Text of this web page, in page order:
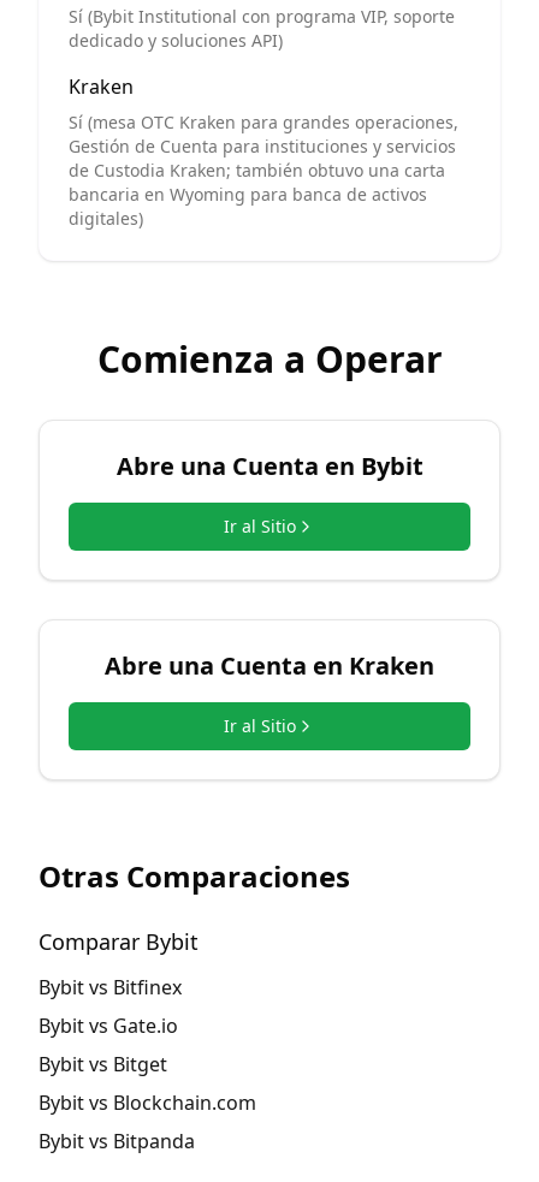
Sí (Bybit Institutional con programa VIP, soporte
dedicado y soluciones API)
Kraken
Sí (mesa OTC Kraken para grandes operaciones,
Gestión de Cuenta para instituciones y servicios
de Custodia Kraken; también obtuvo una carta
bancaria en Wyoming para banca de activos
digitales)
Comienza a Operar
Abre una Cuenta en Bybit
Ir al Sitio
Abre una Cuenta en Kraken
Ir al Sitio
Otras Comparaciones
Comparar Bybit
Bybit vs Bitfinex
Bybit vs Gate.io
Bybit vs Bitget
Bybit vs Blockchain.com
Bybit vs Bitpanda